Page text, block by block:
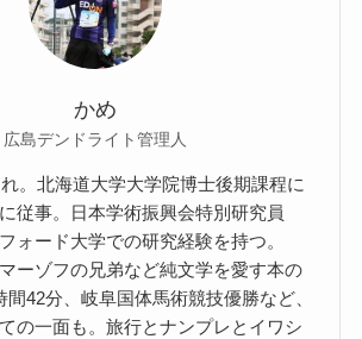
かめ
広島デンドライト管理人
。北海道大学大学院博士後期課程に
従事。日本学術振興会特別研究員
ォード大学での研究経験を持つ。
ーゾフの兄弟など純文学を愛す本の
間42分、岐阜国体馬術競技優勝など、
の一面も。旅行とナンプレとイワシ